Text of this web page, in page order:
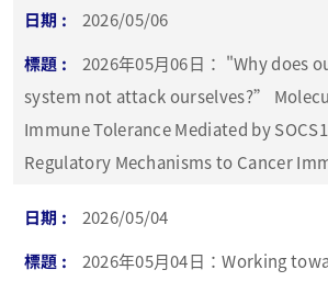
2026/05/06
2026年05月06日： "Why does
system not attack ourselves?”
Immune Tolerance Mediated by
Regulatory Mechanisms to Cancer
2026/05/04
2026年05月04日：Working